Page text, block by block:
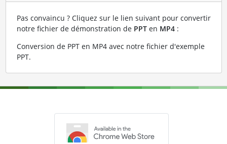
Pas convaincu ? Cliquez sur le lien suivant pour convertir
notre fichier de démonstration de PPTen MP4:
Conversion de PPT en MP4 avec notre fichier d'exemple
PPT.